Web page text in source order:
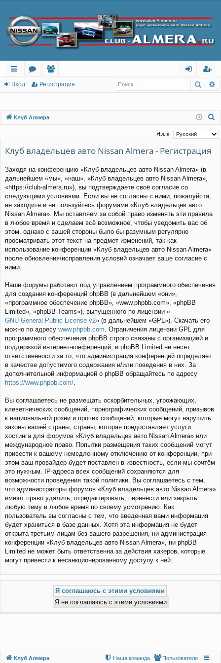
с
лк
о
м
ол
ов
ег
тр
ац
Вход Регистрация
Клуб Алмера
и
Язык:
Клуб владельцев авто Nissan Almera - Регистрация
Заходя на конференцию «Клуб владельцев авто Nissan Almera» (в
дальнейшем «мы», «наш», «Клуб владельцев авто Nissan Almera»,
«https://club-almera.ru»), вы подтверждаете своё согласие со
следующими условиями. Если вы не согласны с ними, пожалуйста,
не заходите и не пользуйтесь форумами «Клуб владельцев авто
Nissan Almera». Мы оставляем за собой право изменять эти правила
в любое время и сделаем всё возможное, чтобы уведомить вас об
этом, однако с вашей стороны было бы разумным регулярно
просматривать этот текст на предмет изменений, так как
использование конференции «Клуб владельцев авто Nissan Almera»
после обновления/исправления условий означает ваше согласие с
ними.
Наши форумы работают под управлением программного обеспечения
для создания конференций phpBB (в дальнейшем «они»,
«программное обеспечение phpBB», «www.phpbb.com», «phpBB
Limited», «phpBB Teams»), выпущенного по лицензии «
GNU General Public License v2» (в дальнейшем «GPL»). Скачать его
можно по адресу www.phpbb.com. Ограничения лицензии GPL для
программного обеспечения phpBB строго связаны с организацией и
поддержкой интернет-конференций, и phpBB Limited не несёт
ответственности за то, что администрация конференций определяет
в качестве допустимого содержания и/или поведения в них. За
дополнительной информацией о phpBB обращайтесь по адресу
https://www.phpbb.com/.
Вы соглашаетесь не размещать оскорбительных, угрожающих,
клеветнических сообщений, порнографических сообщений, призывов
к национальной розни и прочих сообщений, которые могут нарушить
законы вашей страны, страны, которая предоставляет услуги
хостинга для форумов «Клуб владельцев авто Nissan Almera» или
международное право. Попытки размещения таких сообщений могут
привести к вашему немедленному отключению от конференции, при
этом ваш провайдер будет поставлен в известность, если мы сочтём
это нужным. IP-адреса всех сообщений сохраняются для
возможности проведения такой политики. Вы соглашаетесь с тем,
что администраторы форумов «Клуб владельцев авто Nissan Almera»
имеют право удалить, отредактировать, перенести или закрыть
любую тему в любое время по своему усмотрению. Как
пользователь вы согласны с тем, что введённая вами информация
будет храниться в базе данных. Хотя эта информация не будет
открыта третьим лицам без вашего разрешения, ни администрация
конференции «Клуб владельцев авто Nissan Almera», ни phpBB
Limited не может быть ответственна за действия хакеров, которые
могут привести к несанкционированному доступу к ней.
Клуб Алмера Пользователи
Наша команда